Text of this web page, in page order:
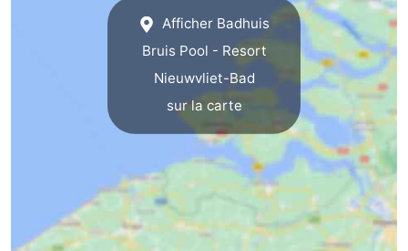
Afficher Badhuis
Bruis Pool - Resort
Nieuwvliet-Bad
sur la carte